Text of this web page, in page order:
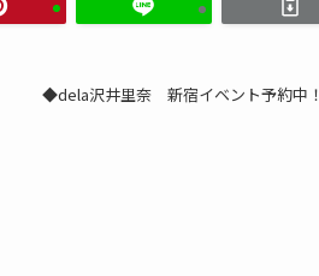
◆dela沢井里奈 新宿イベント予約中！